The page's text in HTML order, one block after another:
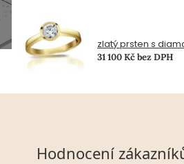
zlatý prsten s
31 100 Kč bez DPH
Hodnocení